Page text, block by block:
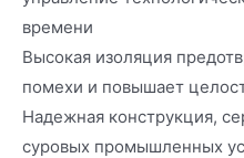
времени
Высокая изоляция
помехи и повышает
Надежная конструкция,
суровых промышленных